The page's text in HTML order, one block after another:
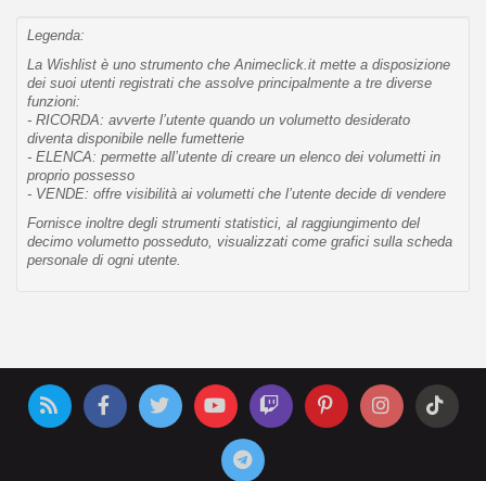
Legenda:
La Wishlist è uno strumento che Animeclick.it mette a disposizione
dei suoi utenti registrati che assolve principalmente a tre diverse
funzioni:
- RICORDA: avverte l’utente quando un volumetto desiderato
diventa disponibile nelle fumetterie
- ELENCA: permette all’utente di creare un elenco dei volumetti in
proprio possesso
- VENDE: offre visibilità ai volumetti che l’utente decide di vendere
Fornisce inoltre degli strumenti statistici, al raggiungimento del
decimo volumetto posseduto, visualizzati come grafici sulla scheda
personale di ogni utente.